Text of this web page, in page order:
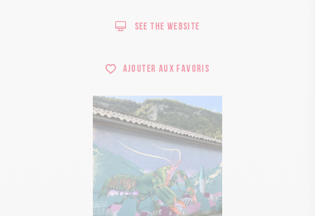
See the website
Ajouter aux favoris